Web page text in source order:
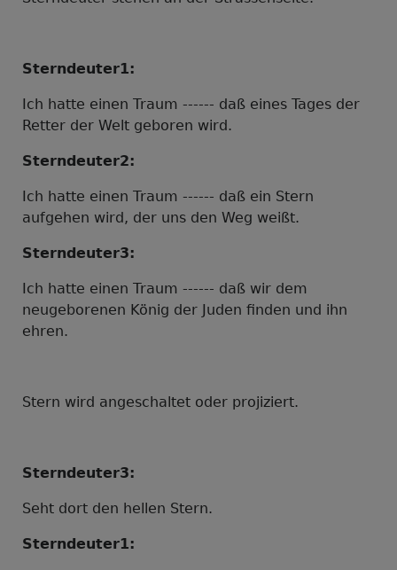
Sterndeuter1:
Ich hatte einen Traum ------ daß eines Tages der
Retter der Welt geboren wird.
Sterndeuter2:
Ich hatte einen Traum ------ daß ein Stern
aufgehen wird, der uns den Weg weißt.
Sterndeuter3:
Ich hatte einen Traum ------ daß wir dem
neugeborenen König der Juden finden und ihn
ehren.
Stern wird angeschaltet oder projiziert.
Sterndeuter3:
Seht dort den hellen Stern.
Sterndeuter1: